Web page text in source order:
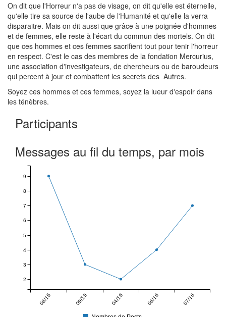
On dit que l'Horreur n'a pas de visage, on dit qu'elle est éternelle,
qu'elle tire sa source de l'aube de l'Humanité et qu'elle la verra
disparaitre. Mais on dit aussi que grâce à une poignée d'hommes
et de femmes, elle reste à l'écart du commun des mortels. On dit
que ces hommes et ces femmes sacrifient tout pour tenir l'horreur
en respect. C'est le cas des membres de la fondation Mercurius,
une association d'investigateurs, de chercheurs ou de baroudeurs
qui percent à jour et combattent les secrets des Autres.
Soyez ces hommes et ces femmes, soyez la lueur d'espoir dans
les ténèbres.
Participants
Messages au fil du temps, par mois
08/15 09/15 04/16 06/16 07/16
2
3
4
5
6
7
8
9